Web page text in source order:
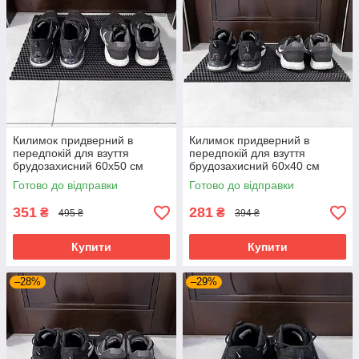
Килимок придверний в
передпокій для взуття
брудозахисний 60х50 см
OSPORT EVA (R-00042)
Чорний
Готово до відправки
351 ₴ 495 ₴
Купити
Килимок придверний в
передпокій для взуття
брудозахисний 60х40 см
OSPORT EVA (R-00043)
Чорний
Готово до відправки
281 ₴ 394 ₴
Купити
–28% –29%